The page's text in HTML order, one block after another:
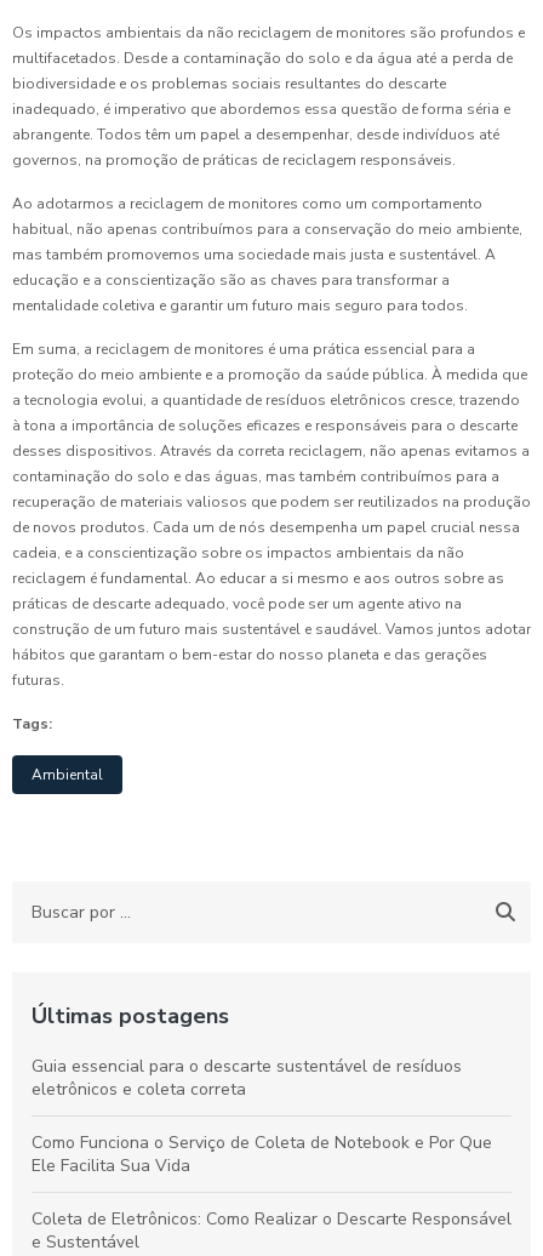
Os impactos ambientais da não reciclagem de monitores são profundos e
multifacetados. Desde a contaminação do solo e da água até a perda de
biodiversidade e os problemas sociais resultantes do descarte
inadequado, é imperativo que abordemos essa questão de forma séria e
abrangente. Todos têm um papel a desempenhar, desde indivíduos até
governos, na promoção de práticas de reciclagem responsáveis.
Ao adotarmos a reciclagem de monitores como um comportamento
habitual, não apenas contribuímos para a conservação do meio ambiente,
mas também promovemos uma sociedade mais justa e sustentável. A
educação e a conscientização são as chaves para transformar a
mentalidade coletiva e garantir um futuro mais seguro para todos.
Em suma, a reciclagem de monitores é uma prática essencial para a
proteção do meio ambiente e a promoção da saúde pública. À medida que
a tecnologia evolui, a quantidade de resíduos eletrônicos cresce, trazendo
à tona a importância de soluções eficazes e responsáveis para o descarte
desses dispositivos. Através da correta reciclagem, não apenas evitamos a
contaminação do solo e das águas, mas também contribuímos para a
recuperação de materiais valiosos que podem ser reutilizados na produção
de novos produtos. Cada um de nós desempenha um papel crucial nessa
cadeia, e a conscientização sobre os impactos ambientais da não
reciclagem é fundamental. Ao educar a si mesmo e aos outros sobre as
práticas de descarte adequado, você pode ser um agente ativo na
construção de um futuro mais sustentável e saudável. Vamos juntos adotar
hábitos que garantam o bem-estar do nosso planeta e das gerações
futuras.
Tags:
Ambiental
Últimas postagens
Guia essencial para o descarte sustentável de resíduos
eletrônicos e coleta correta
Como Funciona o Serviço de Coleta de Notebook e Por Que
Ele Facilita Sua Vida
Coleta de Eletrônicos: Como Realizar o Descarte Responsável
e Sustentável